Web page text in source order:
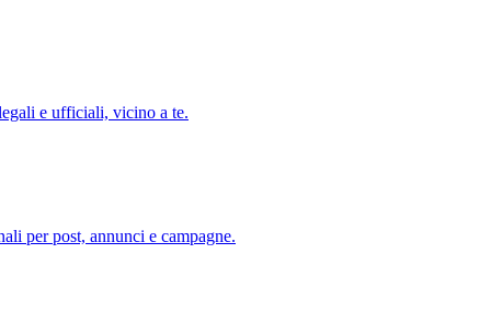
e ufficiali, vicino a te.
per post, annunci e campagne.